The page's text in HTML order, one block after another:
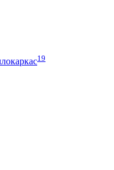
19